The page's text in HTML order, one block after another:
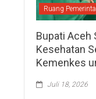
Ruang
Bupati Aceh
Kesehatan
Kemenkes
Juli 18, 2026